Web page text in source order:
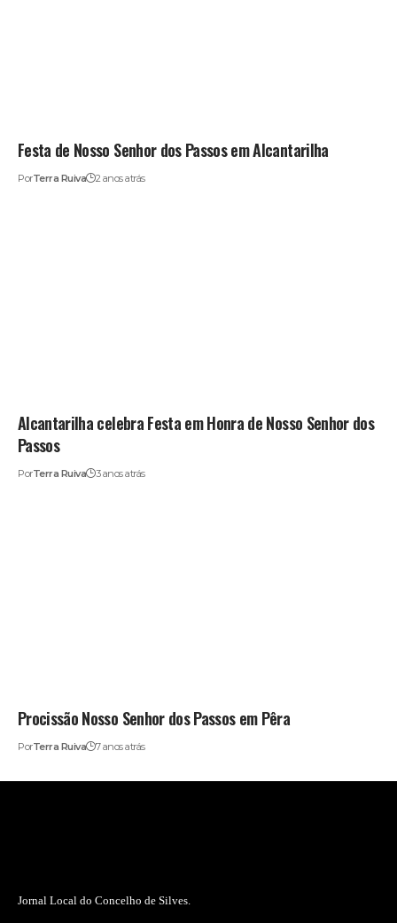
Festa de Nosso Senhor dos Passos em Alcantarilha
PorTerra Ruiva 2 anos atrás
Alcantarilha celebra Festa em Honra de Nosso Senhor dos
Passos
PorTerra Ruiva 3 anos atrás
Procissão Nosso Senhor dos Passos em Pêra
PorTerra Ruiva 7 anos atrás
Jornal Local do Concelho de Silves.